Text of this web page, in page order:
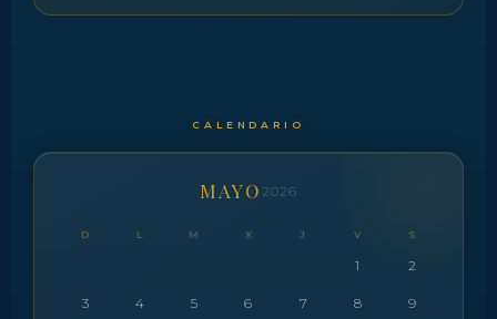
CALENDARIO
MAYO 2026
D L M X J V S
1 2
3 4 5 6 7 8 9